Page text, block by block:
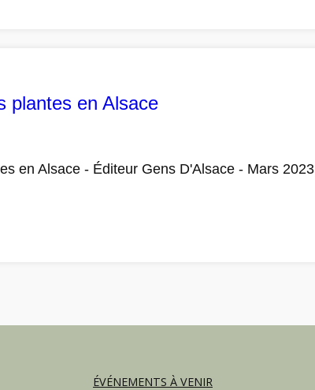
plantes en Alsace
en Alsace - Éditeur Gens D'Alsace - Mars 2023
ÉVÉNEMENTS À VENIR